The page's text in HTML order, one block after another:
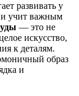
развивать у
и учит важным
— это не
искусство,
к деталям.
образ
и